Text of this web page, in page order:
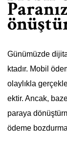
Günümüzde
ktadır. Mobil
olaylıkla
ektir. Ancak,
paraya
ödeme